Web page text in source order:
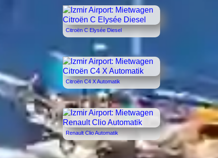
Citroën C Elysée Diesel
Citroën C4 X Automatik
Renault Clio Automatik